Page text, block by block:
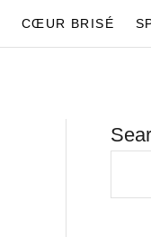
CŒUR BRISÉ